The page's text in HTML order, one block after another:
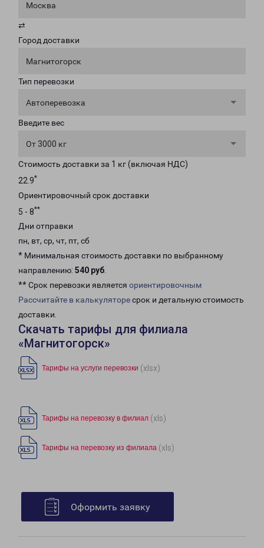
Москва
⇄
Город доставки
Магнитогорск
Тип перевозки
Автоперевозка
Введите вес
От 3000 кг
Стоимость доставки за 1 кг (включая НДС)
22.9*
Ориентировочный срок доставки
5 - 8**
Дни отправки
пн, вт, ср, чт, пт, сб
* Минимальная стоимость доставки по выбранному
направлению: 540 руб.
** Срок перевозки является ориентировочным
Рассчитайте в калькуляторесрок и детальную стоимость
доставки.
Скачать тарифы для филиала
«Магнитогорск»
Тарифы на услуги перевозки (xlsx)
Тарифы на перевозку в филиал (xls)
Тарифы на перевозку из филиала (xls)
Оформить заявку